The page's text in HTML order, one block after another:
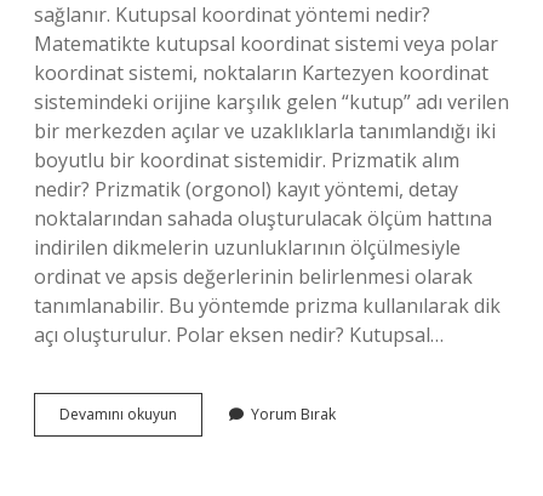
sağlanır. Kutupsal koordinat yöntemi nedir?
Matematikte kutupsal koordinat sistemi veya polar
koordinat sistemi, noktaların Kartezyen koordinat
sistemindeki orijine karşılık gelen “kutup” adı verilen
bir merkezden açılar ve uzaklıklarla tanımlandığı iki
boyutlu bir koordinat sistemidir. Prizmatik alım
nedir? Prizmatik (orgonol) kayıt yöntemi, detay
noktalarından sahada oluşturulacak ölçüm hattına
indirilen dikmelerin uzunluklarının ölçülmesiyle
ordinat ve apsis değerlerinin belirlenmesi olarak
tanımlanabilir. Bu yöntemde prizma kullanılarak dik
açı oluşturulur. Polar eksen nedir? Kutupsal…
Devamını okuyun Kutupsal
Alım
Yorum Bırak